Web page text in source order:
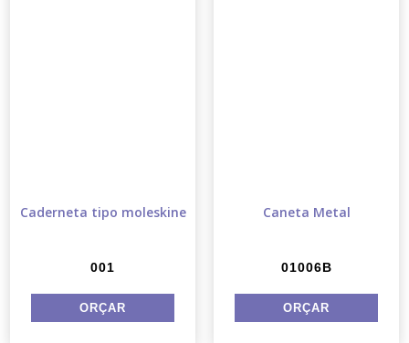
Caderneta tipo moleskine
001
Caneta Metal
01006B